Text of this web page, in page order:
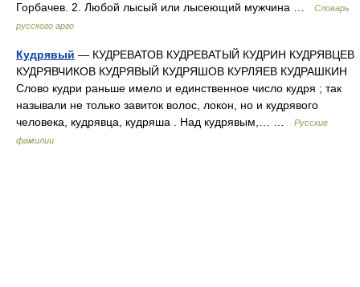
Горбачев. 2. Любой лысый или лысеющий мужчина …
Словарь
русского арго
Кудрявый — КУДРЕВАТОВ КУДРЕВАТЫЙ КУДРИН КУДРЯВЦЕВ
КУДРЯВЧИКОВ КУДРЯВЫЙ КУДРЯШОВ КУРЛЯЕВ КУДРАШКИН
Слово кудри раньше имело и единственное число кудря ; так
называли не только завиток волос, локон, но и кудрявого
человека, кудрявца, кудряша . Над кудрявым,… …
Русские
фамилии